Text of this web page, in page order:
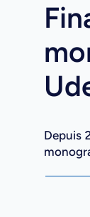
Depuis